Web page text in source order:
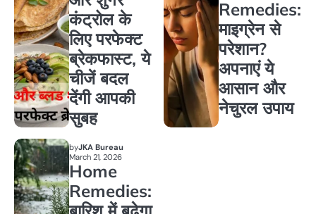
कंट्रोल के
लिए परफेक्ट
ब्रेकफास्ट, ये
चीजें बदल
देंगी आपकी
सुबह
Remedies:
माइग्रेन से
परेशान?
अपनाएं ये
आसान और
नेचुरल उपाय
byJKA Bureau
March 21, 2026
Home
Remedies: